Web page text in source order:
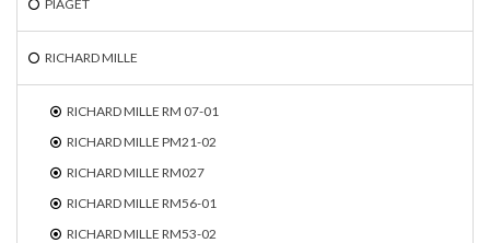
PIAGET
RICHARD MILLE
RICHARD MILLE RM 07-01
RICHARD MILLE PM21-02
RICHARD MILLE RM027
RICHARD MILLE RM56-01
RICHARD MILLE RM53-02